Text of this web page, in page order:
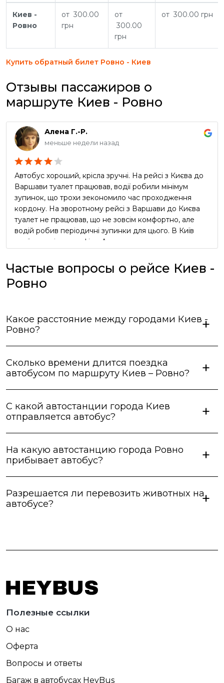
Киев -
Ровно
от 300.00
грн
от
300.00
грн
от 300.00 грн
Купить обратный билет Ровно - Киев
Отзывы пассажиров о
маршруте Киев - Ровно
Алена Г.-Р.
меньше недели назад
Автобус хороший, крісла зручні. На рейсі з Києва до
Варшави туалет працював, водії робили мінімум
зупинок, що трохи зекономило час проходження
кордону. На зворотному рейсі з Варшави до Києва
туалет не працював, що не зовсім комфортно, але
водій робив періодичні зупинки для цього. В Київ
приїхали згідно графіку. Але реклама про
неправдивою, водії про таке навіть не чули))) Вцілому
сервіс оцінюю як добрий, але не відмінний.
Частые вопросы о рейсе Киев -
Ровно
Какое расстояние между городами Киев -
Ровно?
Сколько времени длится поездка
автобусом по маршруту Киев – Ровно?
С какой автостанции города Киев
отправляется автобус?
На какую автостанцию города Ровно
прибывает автобус?
Разрешается ли перевозить животных на
автобусе?
Полезные ссылки
О нас
Оферта
Вопросы и ответы
Багаж в автобусах HeyBus